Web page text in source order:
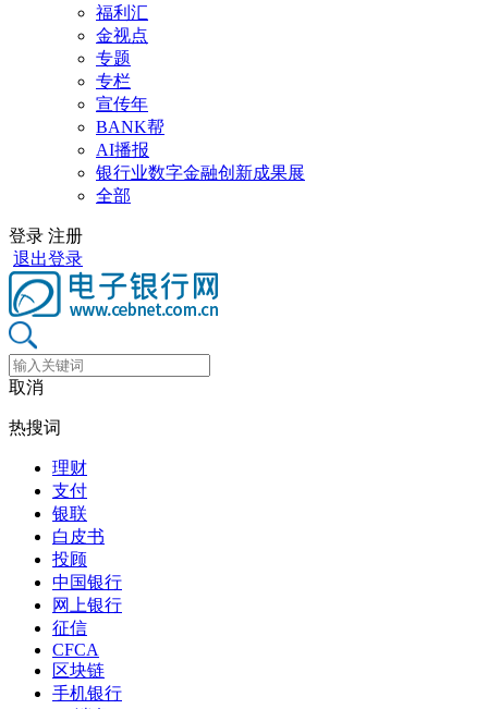
福利汇
金视点
专题
专栏
宣传年
BANK帮
AI播报
银行业数字金融创新成果展
全部
登录 注册
退出登录
取消
热搜词
理财
支付
银联
白皮书
投顾
中国银行
网上银行
征信
CFCA
区块链
手机银行